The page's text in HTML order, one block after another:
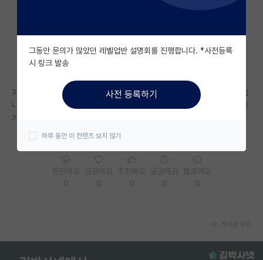
자유 게시판(아무개랩)
미국 유학 게시판
미국 대학원 합격 후기 게시판
대학원생 모집 게시판
연구실(PI) 홍보 게시판
지방 국립대로 교수님이 너무 좋고 방향성 등등 교수님 하나 믿고 가려고 합
니다…허나 부모님은 절대 반대를 하시네요 대학원의 학벌이 그렇게 중요한
가요….
그동안 문의가 많았던 레벨업반 설명회를 진행합니다. *사전등록
시 링크 발송
사전 등록하기
하루 동안 이 컨텐츠 보지 않기